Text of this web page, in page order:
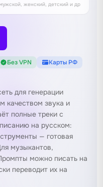
женский, детский и др
Без VPN Карты РФ
для генерации
качеством звука и
полные треки с
на русском:
— готовая
музыкантов,
можно писать на
переводит их на